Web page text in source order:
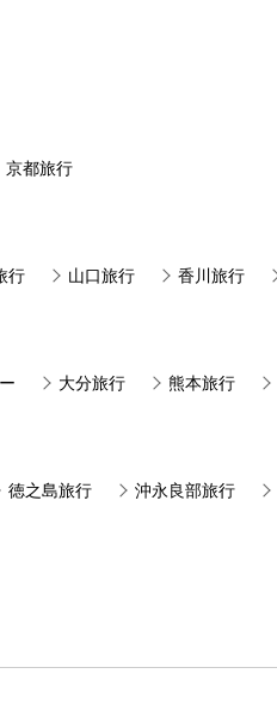
京都旅行
行 山口旅行 香川旅行
大分旅行 熊本旅行
徳之島旅行 沖永良部旅行